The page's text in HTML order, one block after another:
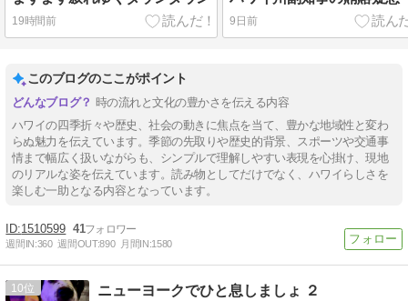
19時間前 9日前
このブログのここがポイント
時の流れと文化の豊かさを伝える内容
ハワイの四季折々や歴史、社会の動きに焦点を当て、豊かな地域性と変わ
らぬ魅力を伝えています。季節の先取りや歴史的背景、スポーツや交通事
情まで幅広く扱いながらも、シンプルで理解しやすい表現を心掛け、現地
のリアルな姿を伝えています。読み物としてだけでなく、ハワイらしさを
楽しむ一助となる内容となっています。
1510599 41
週間IN:360 週間OUT:890 月間IN:1580
10 ニューヨークでひと息しましょ ２